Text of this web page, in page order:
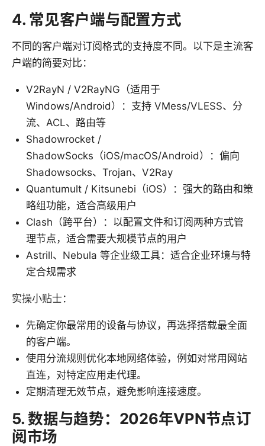
4. 常见客户端与配置方式
不同的客户端对订阅格式的支持度不同。以下是主流客
户端的简要对比：
V2RayN / V2RayNG（适用于
Windows/Android）：支持 VMess/VLESS、分
流、ACL、路由等
Shadowrocket /
ShadowSocks（iOS/macOS/Android）：偏向
Shadowsocks、Trojan、V2Ray
Quantumult / Kitsunebi（iOS）：强大的路由和策
略组功能，适合高级用户
Clash（跨平台）：以配置文件和订阅两种方式管
理节点，适合需要大规模节点的用户
Astrill、Nebula 等企业级工具：适合企业环境与特
定合规需求
实操小贴士：
先确定你最常用的设备与协议，再选择搭载最全面
的客户端。
使用分流规则优化本地网络体验，例如对常用网站
直连，对特定应用走代理。
定期清理无效节点，避免影响连接速度。
5. 数据与趋势：2026年VPN节点订
阅市场